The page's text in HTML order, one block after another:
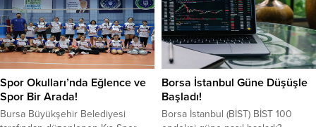
için siyasi partiler çalışmalarını
sürdürüyor. Yeniden Refah Partisi
bugüne kadar açıklanan adaylarını
ve İstanbul, Ankara ve İzmir
adaylarını Ankara’da kamuoyuna
tanıttı. Şanlıurfa’da güçlü bir aday
listesi ile seçime...
Türkiye çapında düzenlenen
teknoloji yarışmasında birinci oldu.
Proje, hem teknolojik altyapısı hem
de kültürel içeriğiyle ulusal ve
uluslararası düzeyde büyük takdir
topladı. Türkiye geneli 55 ilden 130
üniversitenin katıldığı yarışmada,
toplam 406...
Spor Okulları’nda Eğlence ve
Spor Bir Arada!
Bursa Büyükşehir Belediyesi
Borsa İstanbul Güne Düşüşle
Başladı!
Borsa İstanbul (BİST) BİST 100